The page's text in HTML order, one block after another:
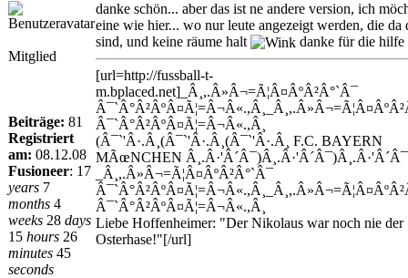
Mitglied
Beiträge: 81
Registriert
am: 08.12.08
Fusioneer: 17
years 7
months 4
weeks 28 days
15 hours 26
minutes 45
seconds
danke schön... aber das ist ne andere version, ich
eine wie hier... wo nur leute angezeigt werden, die da
sind, und keine räume halt
danke für die hilfe
[url=http://fussball-t-
m.bplaced.net]_Â¸,.Â»Â¬=Ã¦Â¤ÂºÂ²Â°`Â¯
Â¯`Â°Â²ÂºÂ¤Ã¦=Â¬Â«.,Â¸
(Â¯`'Â·.Â¸(Â¯`'Â·.Â¸(Â¯`'Â·.Â¸ F.C. BAYERN
MÃœNCHEN
_Â¸,.Â»Â¬=Ã¦Â¤ÂºÂ²Â°`Â¯
Â¯`Â°Â²ÂºÂ¤Ã¦=Â¬Â«.,Â¸
Liebe Hoffenheimer: "Der Nikolaus war noch nie der
Osterhase!"[/url]